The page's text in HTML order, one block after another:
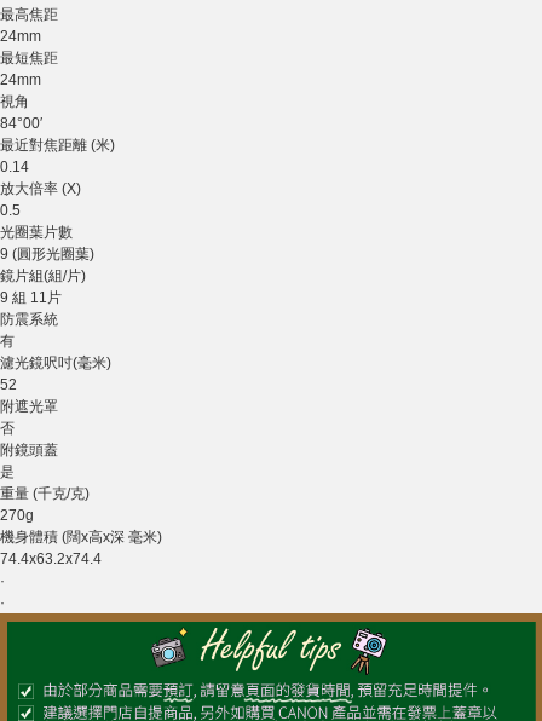
最高焦距
24mm
最短焦距
24mm
視角
84°00′
最近對焦距離 (米)
0.14
放大倍率 (X)
0.5
光圈葉片數
9 (圓形光圈葉)
鏡片組(組/片)
9 組 11片
防震系統
有
濾光鏡呎吋(毫米)
52
附遮光罩
否
附鏡頭蓋
是
重量 (千克/克)
270g
機身體積 (闊x高x深 毫米)
74.4x63.2x74.4
·
·